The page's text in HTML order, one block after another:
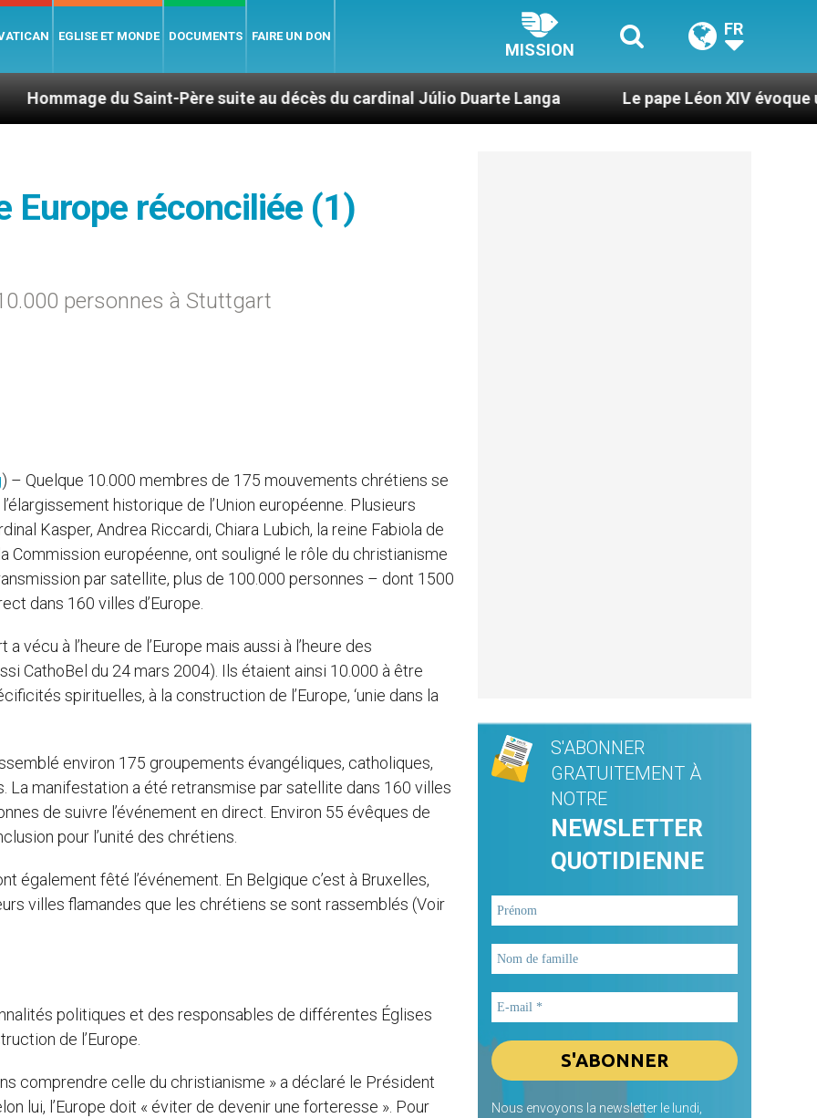
EGLISE ET MONDE DOCUMENTS FAIRE UN DON
MISSION
FR
Saint-Père suite au décès du cardinal Júlio Duarte Langa Le pape Léon XIV évoque un voyage aux
Europe réconciliée (1)
personnes à Stuttgart
) – Quelque 10.000 membres de 175 mouvements chrétiens se
historique de l’Union européenne. Plusieurs
Kasper, Andrea Riccardi, Chiara Lubich, la reine Fabiola de
Commission européenne, ont souligné le rôle du christianisme
par satellite, plus de 100.000 personnes – dont 1500
dans 160 villes d’Europe.
vécu à l’heure de l’Europe mais aussi à l’heure des
CathoBel du 24 mars 2004). Ils étaient ainsi 10.000 à être
spirituelles, à la construction de l’Europe, ‘unie dans la
environ 175 groupements évangéliques, catholiques,
La manifestation a été retransmise par satellite dans 160 villes
de suivre l’événement en direct. Environ 55 évêques de
pour l’unité des chrétiens.
également fêté l’événement. En Belgique c’est à Bruxelles,
villes flamandes que les chrétiens se sont rassemblés (Voir
politiques et des responsables de différentes Églises
de l’Europe.
comprendre celle du christianisme » a déclaré le Président
lui, l’Europe doit « éviter de devenir une forteresse ». Pour
S'ABONNER
GRATUITEMENT À
NOTRE
NEWSLETTER
QUOTIDIENNE
Nous envoyons la newsletter le lundi,